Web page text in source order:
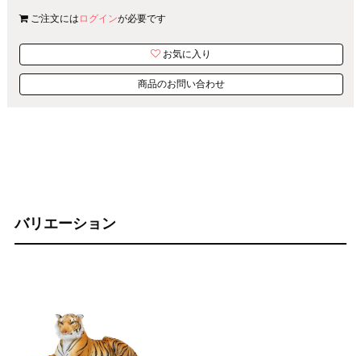
ご注文には ログインが必要です
お気に入り
商品のお問い合わせ
バリエーション